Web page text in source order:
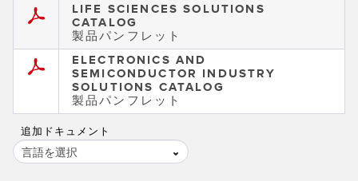
LIFE SCIENCES SOLUTIONS
CATALOG
製品パンフレット
ELECTRONICS AND
SEMICONDUCTOR INDUSTRY
SOLUTIONS CATALOG
製品パンフレット
追加ドキュメント
言語を選択